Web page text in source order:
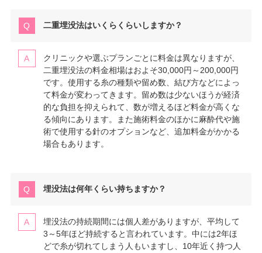
二重埋没法はいくらくらいしますか？
クリニックや選ぶプランごとに料金は異なりますが、
二重埋没法の料金相場はおよそ30,000円～200,000円
です。使用する糸の種類や留め数、結び方などによっ
て料金が変わってきます。留め数は少ないほうが経済
的な負担を抑えられて、数が増えるほど料金が高くな
る傾向にあります。また施術料金のほかに麻酔代や施
術で使用する針のオプションなど、追加料金がかかる
場合もあります。
埋没法は何年くらい持ちますか？
埋没法の持続期間には個人差がありますが、平均して
3～5年ほど持続すると言われています。中には2年ほ
どで糸が切れてしまう人もいますし、10年近く持つ人